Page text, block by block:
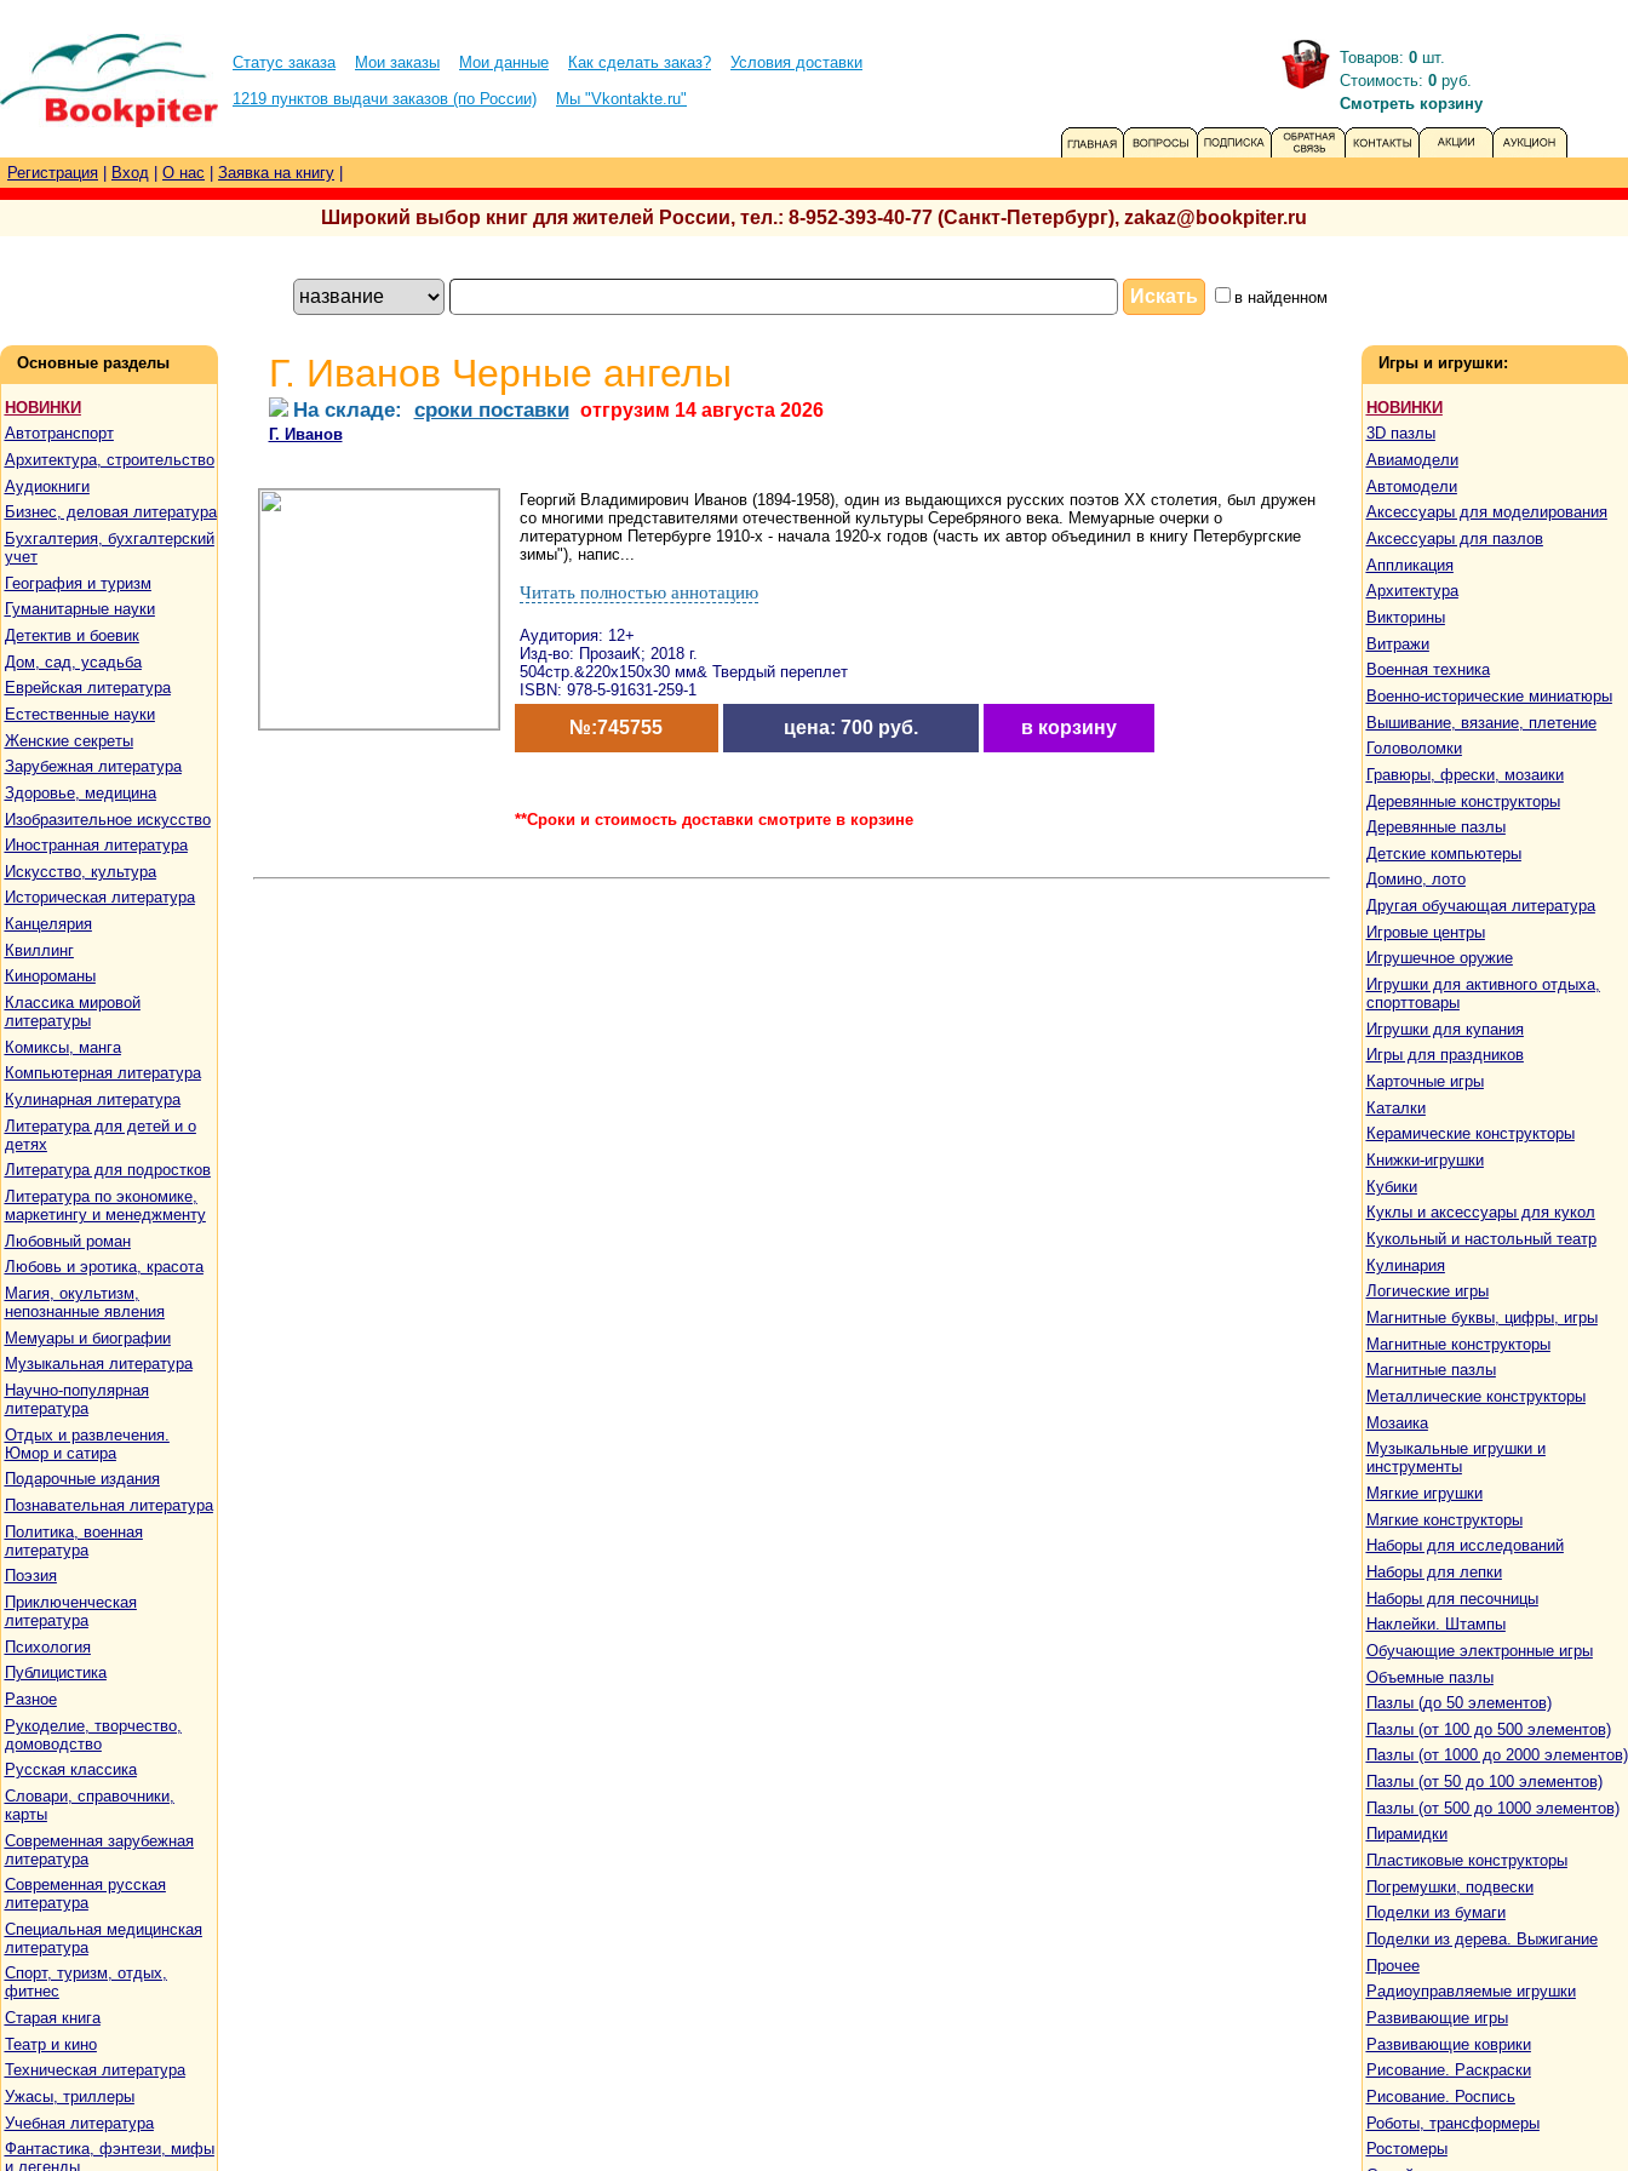
Статус заказа Мои заказы Мои данные Как сделать заказ?
Условия доставки
1219 пунктов выдачи заказов (по России)
Мы "Vkontakte.ru"
Товаров: 0 шт.
Стоимость: 0 руб.
Смотреть корзину
Регистрация Вход О нас Заявка на книгу
Широкий выбор книг для жителей России, тел.: 8-952-393-40-77 (Санкт-Петербург), zakaz@bookpiter.ru
в найденном
Основные разделы
НОВИНКИ
Автотранспорт
Архитектура, строительство
Аудиокниги
Бизнес, деловая литература
Бухгалтерия, бухгалтерский
учет
География и туризм
Гуманитарные науки
Детектив и боевик
Дом, сад, усадьба
Еврейская литература
Естественные науки
Женские секреты
Зарубежная литература
Здоровье, медицина
Изобразительное искусство
Иностранная литература
Искусство, культура
Историческая литература
Канцелярия
Квиллинг
Кинороманы
Классика мировой
литературы
Комиксы, манга
Компьютерная литература
Кулинарная литература
Литература для детей и о
детях
Литература для подростков
Литература по экономике,
маркетингу и менеджменту
Любовный роман
Любовь и эротика, красота
Магия, окультизм,
непознанные явления
Мемуары и биографии
Музыкальная литература
Научно-популярная
литература
Отдых и развлечения.
Юмор и сатира
Подарочные издания
Познавательная литература
Политика, военная
литература
Поэзия
Приключенческая
литература
Психология
Публицистика
Разное
Рукоделие, творчество,
домоводство
Русская классика
Словари, справочники,
карты
Современная зарубежная
литература
Современная русская
литература
Специальная медицинская
литература
Спорт, туризм, отдых,
фитнес
Старая книга
Театр и кино
Техническая литература
Ужасы, триллеры
Учебная литература
Фантастика, фэнтези, мифы
и легенды
Г. Иванов Черные ангелы
На складе: сроки поставки отгрузим 14 августа 2026
Г. Иванов
Георгий Владимирович Иванов (1894-1958), один из выдающихся русских поэтов XX столетия, был дружен
со многими представителями отечественной культуры Серебряного века. Мемуарные очерки о
литературном Петербурге 1910-х - начала 1920-х годов (часть их автор объединил в книгу Петербургские
зимы"), напис...
Читать полностью аннотацию
Аудитория: 12+
Изд-во: ПрозаиК; 2018 г.
504стр.&220x150x30 мм& Твердый переплет
ISBN: 978-5-91631-259-1
№:745755 цена: 700 руб. в корзину
**Сроки и стоимость доставки смотрите в корзине
Игры и игрушки:
НОВИНКИ
3D пазлы
Авиамодели
Автомодели
Аксессуары для моделирования
Аксессуары для пазлов
Аппликация
Архитектура
Викторины
Витражи
Военная техника
Военно-исторические миниатюры
Вышивание, вязание, плетение
Головоломки
Гравюры, фрески, мозаики
Деревянные конструкторы
Деревянные пазлы
Детские компьютеры
Домино, лото
Другая обучающая литература
Игровые центры
Игрушечное оружие
Игрушки для активного отдыха,
спорттовары
Игрушки для купания
Игры для праздников
Карточные игры
Каталки
Керамические конструкторы
Книжки-игрушки
Кубики
Куклы и аксессуары для кукол
Кукольный и настольный театр
Кулинария
Логические игры
Магнитные буквы, цифры, игры
Магнитные конструкторы
Магнитные пазлы
Металлические конструкторы
Мозаика
Музыкальные игрушки и
инструменты
Мягкие игрушки
Мягкие конструкторы
Наборы для исследований
Наборы для лепки
Наборы для песочницы
Наклейки. Штампы
Обучающие электронные игры
Объемные пазлы
Пазлы (до 50 элементов)
Пазлы (от 100 до 500 элементов)
Пазлы (от 1000 до 2000 элементов)
Пазлы (от 50 до 100 элементов)
Пазлы (от 500 до 1000 элементов)
Пирамидки
Пластиковые конструкторы
Погремушки, подвески
Поделки из бумаги
Поделки из дерева. Выжигание
Прочее
Радиоуправляемые игрушки
Развивающие игры
Развивающие коврики
Рисование. Раскраски
Рисование. Роспись
Роботы, трансформеры
Ростомеры